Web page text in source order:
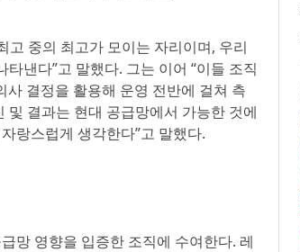
고 중의 최고가 모이는 자리이며, 우리
낸다”고 말했다. 그는 이어 “이들 조직
결정을 활용해 운영 전반에 걸쳐 측
결과는 현대 공급망에서 가능한 것에
랑스럽게 생각한다”고 말했다.
망 영향을 입증한 조직에 수여한다. 레